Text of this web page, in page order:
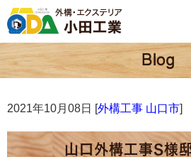
2021年10月08日 [外構工事 山口市]
山口外構工事S様